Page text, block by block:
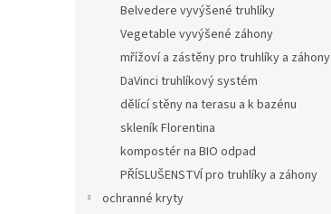
Belvedere vyvýšené truhlíky
Vegetable vyvýšené záhony
mřížoví a zástěny pro truhlíky a záhony
DaVinci truhlíkový systém
dělící stěny na terasu a k bazénu
skleník Florentina
kompostér na BIO odpad
PŘÍSLUŠENSTVÍ pro truhlíky a záhony
ochranné kryty